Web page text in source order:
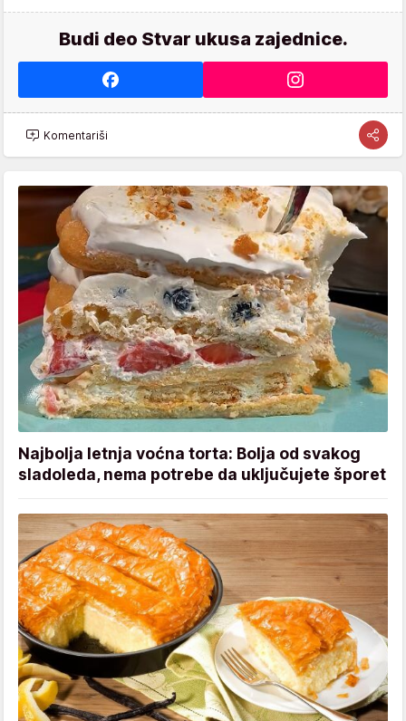
Budi deo Stvar ukusa zajednice.
Komentariši
Najbolja letnja voćna torta: Bolja od svakog
sladoleda, nema potrebe da uključujete šporet